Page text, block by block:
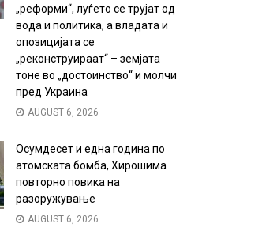
„реформи“, луѓето се трујат од
вода и политика, а владата и
опозицијата се
„реконструираат“ – земјата
тоне во „достоинство“ и молчи
пред Украина
AUGUST 6, 2026
Осумдесет и една година по
атомската бомба, Хирошима
повторно повика на
разоружување
AUGUST 6, 2026